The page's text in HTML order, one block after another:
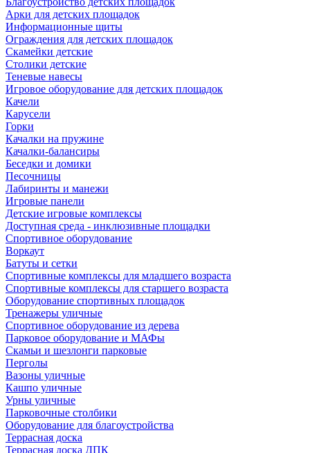
Арки для детских площадок
Информационные щиты
Ограждения для детских площадок
Скамейки детские
Столики детские
Теневые навесы
Игровое оборудование для детских площадок
Качели
Карусели
Горки
Качалки на пружине
Качалки-балансиры
Беседки и домики
Песочницы
Лабиринты и манежи
Игровые панели
Детские игровые комплексы
Доступная среда - инклюзивные площадки
Спортивное оборудование
Воркаут
Батуты и сетки
Спортивные комплексы для младшего возраста
Спортивные комплексы для старшего возраста
Оборудование спортивных площадок
Тренажеры уличные
Спортивное оборудование из дерева
Парковое оборудование и МАФы
Скамьи и шезлонги парковые
Перголы
Вазоны уличные
Кашпо уличные
Урны уличные
Парковочные столбики
Оборудование для благоустройства
Террасная доска
Террасная доска ДПК